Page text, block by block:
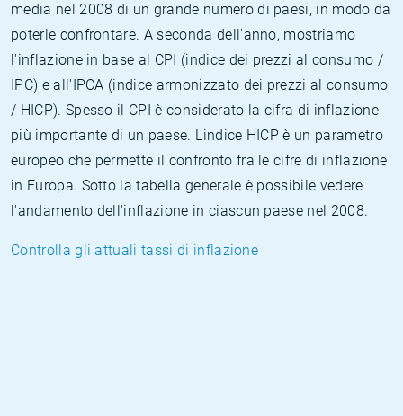
media nel 2008 di un grande numero di paesi, in modo da
poterle confrontare. A seconda dell'anno, mostriamo
l'inflazione in base al CPI (indice dei prezzi al consumo /
IPC) e all'IPCA (indice armonizzato dei prezzi al consumo
/ HICP). Spesso il CPI è considerato la cifra di inflazione
più importante di un paese. L'indice HICP è un parametro
europeo che permette il confronto fra le cifre di inflazione
in Europa. Sotto la tabella generale è possibile vedere
l'andamento dell'inflazione in ciascun paese nel 2008.
Controlla gli attuali tassi di inflazione